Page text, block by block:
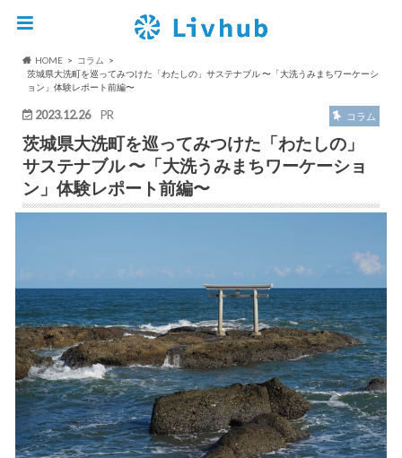
HOME
コラム
茨城県大洗町を巡ってみつけた「わたしの」サステナブル 〜「大洗うみまちワーケーシ
ョン」体験レポート前編〜
2023.12.26 PR コラム
茨城県大洗町を巡ってみつけた「わたしの」
サステナブル 〜「大洗うみまちワーケーショ
ン」体験レポート前編〜